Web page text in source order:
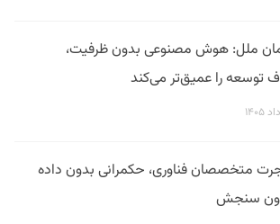
ملل: هوش مصنوعی بدون ظرفیت،
توسعه را عمیق‌تر می‌کند
متخصصان فناوری، حکمرانی بدون داده
سنجش